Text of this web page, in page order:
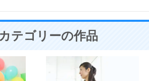
テゴリーの作品